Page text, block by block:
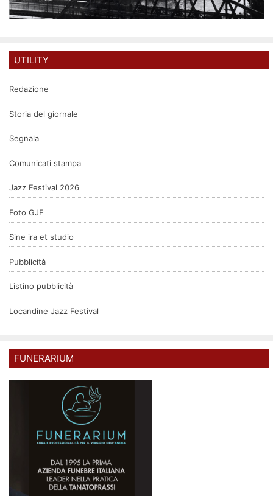
UTILITY
Redazione
Storia del giornale
Segnala
Comunicati stampa
Jazz Festival 2026
Foto GJF
Sine ira et studio
Pubblicità
Listino pubblicità
Locandine Jazz Festival
FUNERARIUM